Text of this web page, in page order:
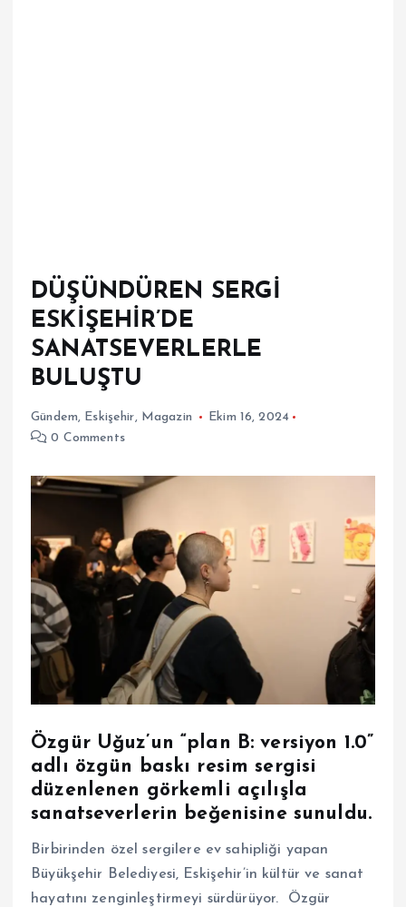
DÜŞÜNDÜREN SERGİ
ESKİŞEHİR’DE
SANATSEVERLERLE
BULUŞTU
Gündem, Eskişehir, Magazin
Ekim 16, 2024
0 Comments
Özgür Uğuz’un “plan B: versiyon 1.0”
adlı özgün baskı resim sergisi
düzenlenen görkemli açılışla
sanatseverlerin beğenisine sunuldu.
Birbirinden özel sergilere ev sahipliği yapan
Büyükşehir Belediyesi, Eskişehir’in kültür ve sanat
hayatını zenginleştirmeyi sürdürüyor. Özgür